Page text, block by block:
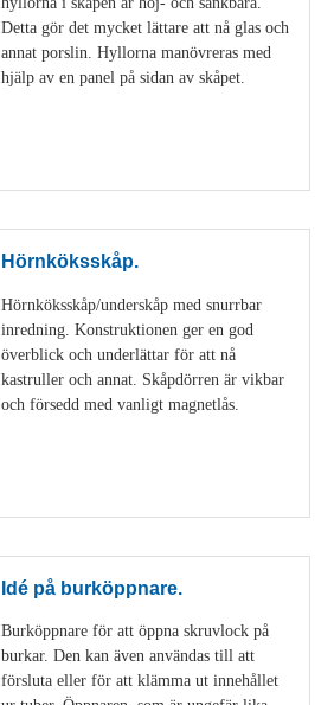
Detta gör det mycket lättare att nå glas och
annat porslin. Hyllorna manövreras med
hjälp av en panel på sidan av skåpet.
Hörnköksskåp.
Hörnköksskåp/underskåp med snurrbar
inredning. Konstruktionen ger en god
överblick och underlättar för att nå
kastruller och annat. Skåpdörren är vikbar
och försedd med vanligt magnetlås.
Idé på burköppnare.
Burköppnare för att öppna skruvlock på
burkar. Den kan även användas till att
försluta eller för att klämma ut innehållet